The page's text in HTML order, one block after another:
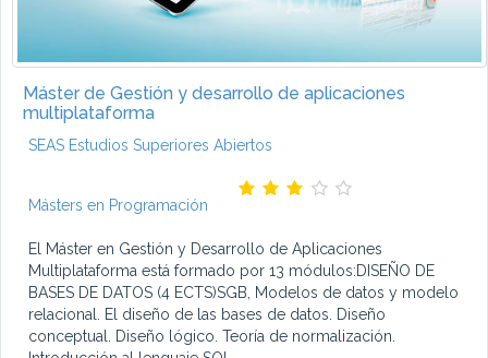
Máster de Gestión y desarrollo de aplicaciones
multiplataforma
SEAS Estudios Superiores Abiertos
Másters en Programación
El Máster en Gestión y Desarrollo de Aplicaciones
Multiplataforma está formado por 13 módulos:DISEÑO DE
BASES DE DATOS (4 ECTS)SGB, Modelos de datos y modelo
relacional. El diseño de las bases de datos. Diseño
conceptual. Diseño lógico. Teoría de normalización.